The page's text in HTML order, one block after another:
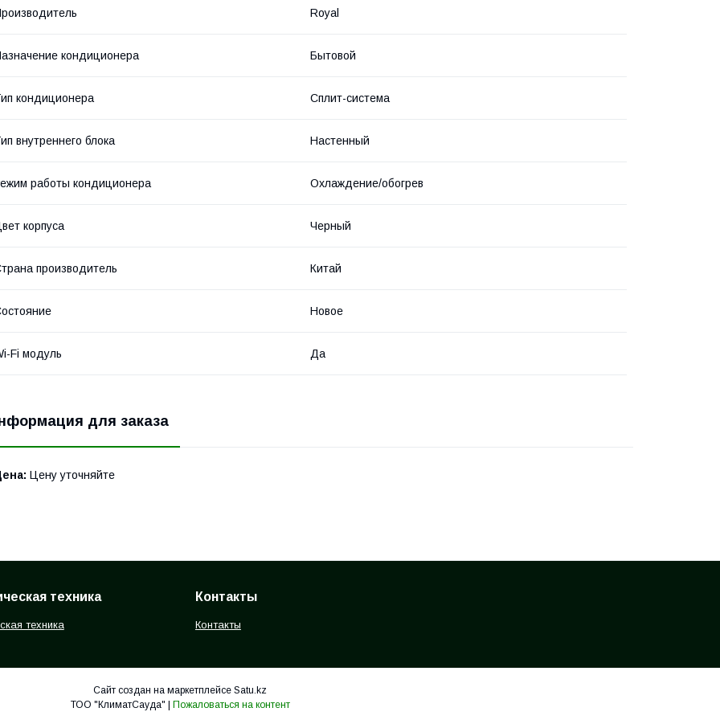
Royal
кондиционера Бытовой
кондиционера Сплит-система
внутреннего блока Настенный
работы кондиционера Охлаждение/обогрев
корпуса Черный
производитель Китай
Новое
Fi модуль Да
для заказа
Цену уточняйте
техника
техника
Контакты
Контакты
Сайт создан на маркетплейсе Satu.kz
Пожаловаться на контент